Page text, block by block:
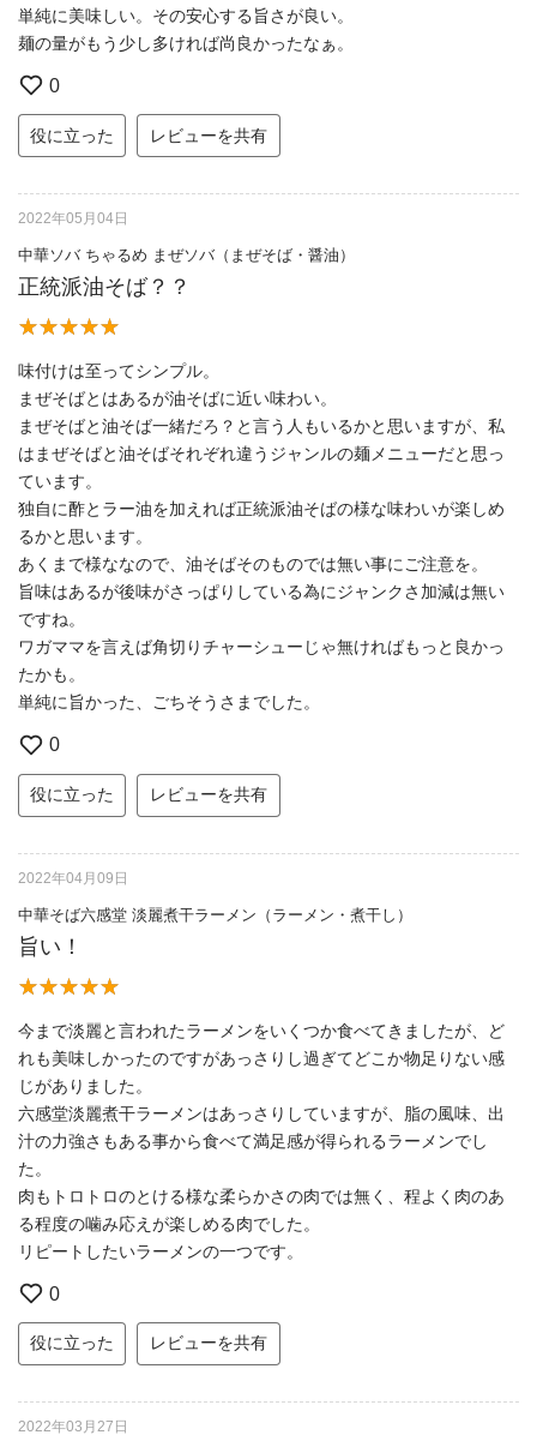
単純に美味しい。その安心する旨さが良い。
麺の量がもう少し多ければ尚良かったなぁ。
0
役に立った レビューを共有
2022年05月04日
中華ソバ ちゃるめ まぜソバ（まぜそば・醤油）
正統派油そば？？
味付けは至ってシンプル。
まぜそばとはあるが油そばに近い味わい。
まぜそばと油そば一緒だろ？と言う人もいるかと思いますが、私
はまぜそばと油そばそれぞれ違うジャンルの麺メニューだと思っ
ています。
独自に酢とラー油を加えれば正統派油そばの様な味わいが楽しめ
るかと思います。
あくまで様ななので、油そばそのものでは無い事にご注意を。
旨味はあるが後味がさっぱりしている為にジャンクさ加減は無い
ですね。
ワガママを言えば角切りチャーシューじゃ無ければもっと良かっ
たかも。
単純に旨かった、ごちそうさまでした。
0
役に立った レビューを共有
2022年04月09日
中華そば六感堂 淡麗煮干ラーメン（ラーメン・煮干し）
旨い！
今まで淡麗と言われたラーメンをいくつか食べてきましたが、ど
れも美味しかったのですがあっさりし過ぎてどこか物足りない感
じがありました。
六感堂淡麗煮干ラーメンはあっさりしていますが、脂の風味、出
汁の力強さもある事から食べて満足感が得られるラーメンでし
た。
肉もトロトロのとける様な柔らかさの肉では無く、程よく肉のあ
る程度の噛み応えが楽しめる肉でした。
リピートしたいラーメンの一つです。
0
役に立った レビューを共有
2022年03月27日